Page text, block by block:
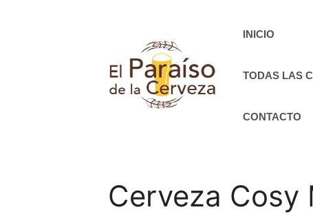
INICIO
TODAS LAS
CONTACTO
Cerveza Cosy